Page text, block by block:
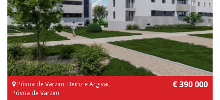
Póvoa de Varzim, Beiriz e Argivai,
Póvoa de Varzim
€ 390 000